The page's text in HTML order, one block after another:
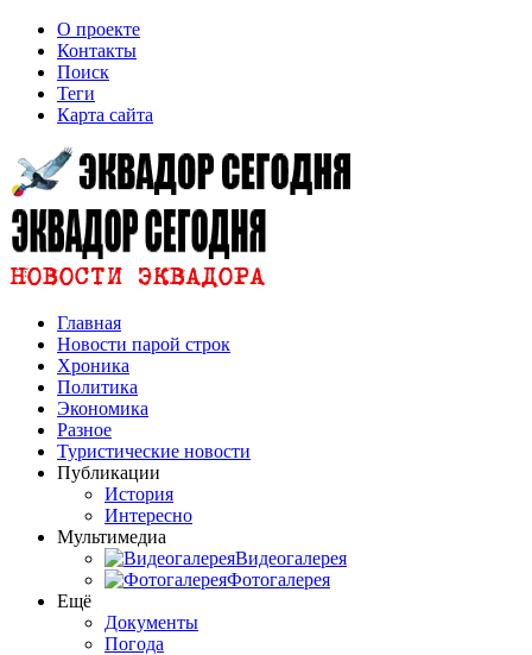
О проекте
Контакты
Поиск
Теги
Карта сайта
Главная
Новости парой строк
Хроника
Политика
Экономика
Разное
Туристические новости
Публикации
История
Интересно
Мультимедиа
Видеогалерея
Фотогалерея
Ещё
Документы
Погода